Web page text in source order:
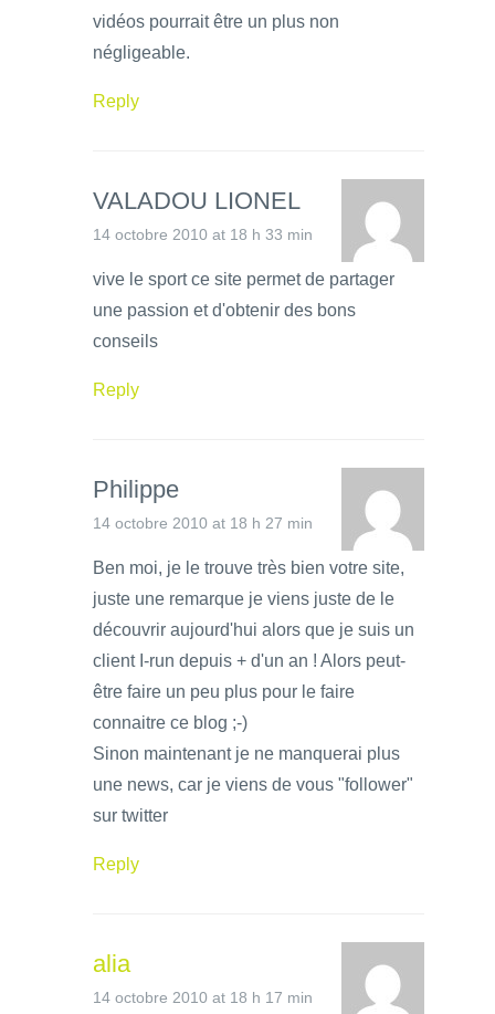
vidéos pourrait être un plus non
négligeable.
Reply
VALADOU LIONEL
14 octobre 2010 at 18 h 33 min
vive le sport ce site permet de partager
une passion et d'obtenir des bons
conseils
Reply
Philippe
14 octobre 2010 at 18 h 27 min
Ben moi, je le trouve très bien votre site,
juste une remarque je viens juste de le
découvrir aujourd'hui alors que je suis un
client I-run depuis + d'un an ! Alors peut-
être faire un peu plus pour le faire
connaitre ce blog ;-)
Sinon maintenant je ne manquerai plus
une news, car je viens de vous "follower"
sur twitter
Reply
alia
14 octobre 2010 at 18 h 17 min